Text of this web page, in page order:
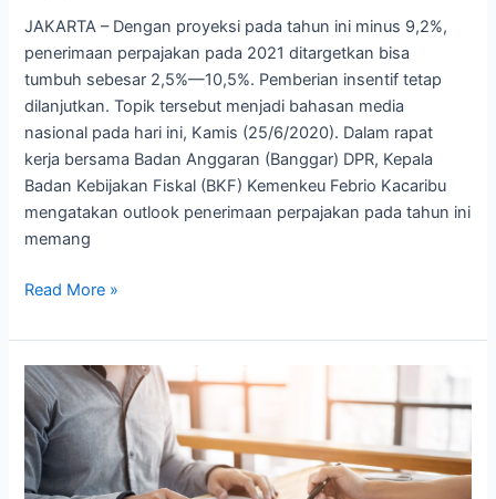
JAKARTA – Dengan proyeksi pada tahun ini minus 9,2%,
penerimaan perpajakan pada 2021 ditargetkan bisa
tumbuh sebesar 2,5%—10,5%. Pemberian insentif tetap
dilanjutkan. Topik tersebut menjadi bahasan media
nasional pada hari ini, Kamis (25/6/2020). Dalam rapat
kerja bersama Badan Anggaran (Banggar) DPR, Kepala
Badan Kebijakan Fiskal (BKF) Kemenkeu Febrio Kacaribu
mengatakan outlook penerimaan perpajakan pada tahun ini
memang
Read More »
Bank
Dunia:
Rasio
Pajak
Indonesia